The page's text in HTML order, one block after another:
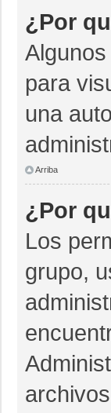
¿Por
para
una
Arriba
¿Por
Los
grupo,